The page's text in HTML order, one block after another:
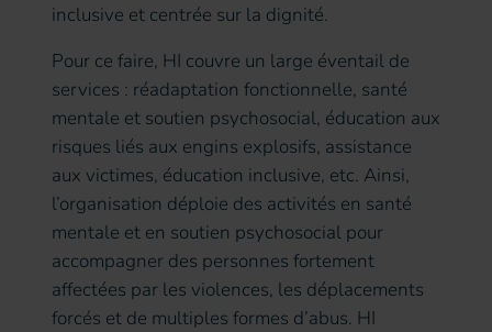
inclusive et centrée sur la dignité.
Pour ce faire, HI couvre un large éventail de
services : réadaptation fonctionnelle, santé
mentale et soutien psychosocial, éducation aux
risques liés aux engins explosifs, assistance
aux victimes, éducation inclusive, etc. Ainsi,
l’organisation déploie des activités en santé
mentale et en soutien psychosocial pour
accompagner des personnes fortement
affectées par les violences, les déplacements
forcés et de multiples formes d’abus. HI